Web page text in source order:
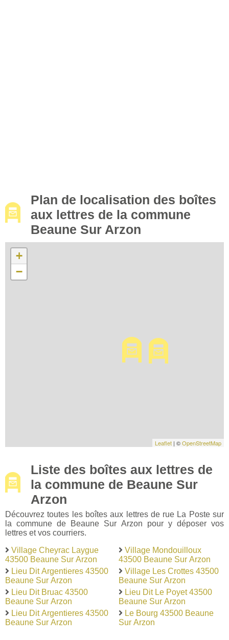
Plan de localisation des boîtes
aux lettres de la commune
Beaune Sur Arzon
+
−
Leaflet | ©OpenStreetMap
Liste des boîtes aux lettres de
la commune de Beaune Sur
Arzon
Découvrez toutes les boîtes aux lettres de rue La Poste sur
la commune de Beaune Sur Arzon pour y déposer vos
lettres et vos courriers.
Village Cheyrac Laygue
43500 Beaune Sur Arzon
Lieu Dit Argentieres 43500
Beaune Sur Arzon
Lieu Dit Bruac 43500
Beaune Sur Arzon
Lieu Dit Argentieres 43500
Beaune Sur Arzon
Village Mondouilloux
43500 Beaune Sur Arzon
Village Les Crottes 43500
Beaune Sur Arzon
Lieu Dit Le Poyet 43500
Beaune Sur Arzon
Le Bourg 43500 Beaune
Sur Arzon